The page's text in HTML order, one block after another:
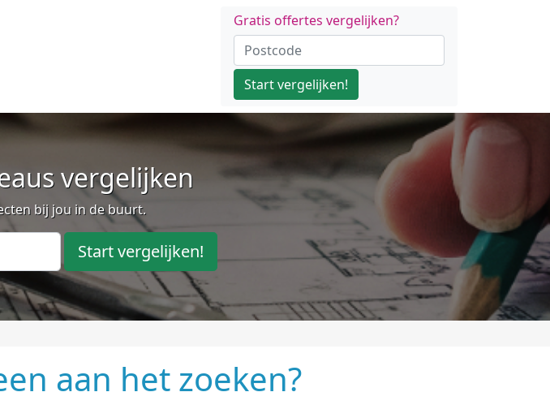
Gratis offertes vergelijken?
Start vergelijken!
vergelijken
bij jou in de buurt.
Start vergelijken!
aan het zoeken?